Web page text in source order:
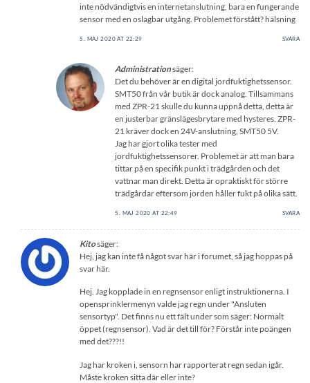
inte nödvändigtvis en internetanslutning, bara en fungerande
sensor med en oslagbar utgång. Problemet förstått? hälsning
5. MAJ 2020 AT 22:29 SVARA
Administrationsäger:
Det du behöver är en digital jordfuktighetssensor.
SMT50 från vår butik är dock analog. Tillsammans
med ZPR-21 skulle du kunna uppnå detta, detta är
en justerbar gränslägesbrytare med hysteres. ZPR-
21 kräver dock en 24V-anslutning, SMT50 5V.
Jag har gjort olika tester med
jordfuktighetssensorer. Problemet är att man bara
tittar på en specifik punkt i trädgården och det
vattnar man direkt. Detta är opraktiskt för större
trädgårdar eftersom jorden håller fukt på olika sätt.
5. MAJ 2020 AT 22:49 SVARA
Kitosäger:
Hej, jag kan inte få något svar här i forumet, så jag hoppas på
svar här.
Hej. Jag kopplade in en regnsensor enligt instruktionerna. I
opensprinklermenyn valde jag regn under "Ansluten
sensortyp". Det finns nu ett fält under som säger: Normalt
öppet (regnsensor). Vad är det till för? Förstår inte poängen
med det???!!
Jag har kroken i, sensorn har rapporterat regn sedan igår.
Måste kroken sitta där eller inte?